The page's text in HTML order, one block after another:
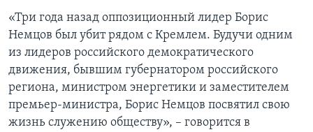
«Три года назад оппозиционный лидер Борис
Немцов был убит рядом с Кремлем. Будучи одним
из лидеров российского демократического
движения, бывшим губернатором российского
региона, министром энергетики и заместителем
премьер-министра, Борис Немцов посвятил свою
жизнь служению обществу», – говорится в